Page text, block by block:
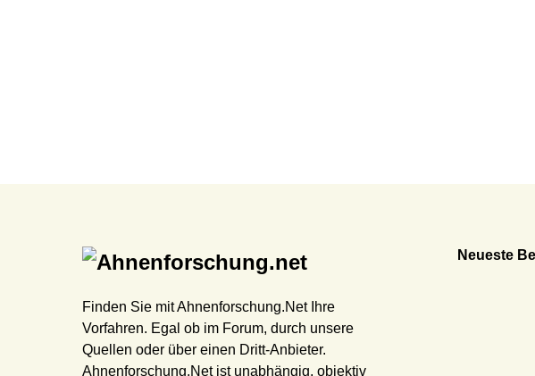
Finden Sie mit Ahnenforschung.Net Ihre
Vorfahren. Egal ob im Forum, durch unsere
Quellen oder über einen Dritt-Anbieter.
Ahnenforschung.Net ist unabhängig, objektiv
Neueste